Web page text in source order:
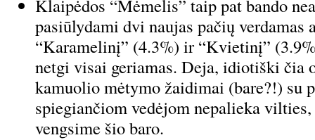
Klaipėdos “Mėmelis” taip pat bando
pasiūlydami dvi naujas pačių verdamas
“Karamelinį” (4.3%) ir “Kvietinį”
netgi visai geriamas. Deja, idiotiški čia
kamuolio mėtymo žaidimai (bare?!) su
spiegiančiom vedėjom nepalieka
vengsime šio baro.